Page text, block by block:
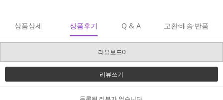
상품상세 상품후기 Q & A 교환·배송·반품
리뷰보드0
리뷰쓰기